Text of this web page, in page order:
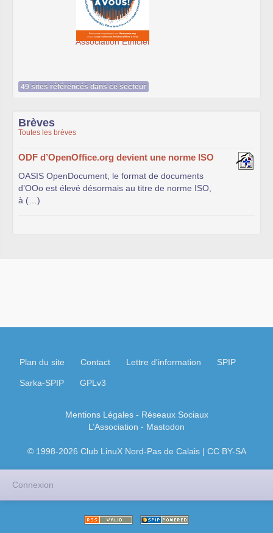
cre@tic, un service du Cdg59
49 sites référencés dans ce secteur
Brèves
Toutes les brèves
ODF d’OpenOffice.org devient une norme ISO
OASIS OpenDocument, le format de documents
d’OOo est élevé désormais au titre de norme ISO,
à (…)
Plan du site Contact Lettre d'information SPIP
Sarka-SPIP GPLv3
Mentions Légales- Réseaux Sociaux
L’Association - Mastodon
© 1998-2026 Club LinuX Nord-Pas de Calais | CC BY-SA
Connexion